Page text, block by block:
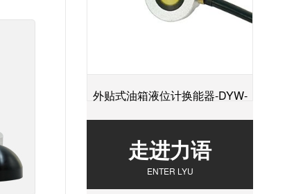
外贴式油箱液位计换能器-DYW-
2M-01F
走进力语
ENTER LYU